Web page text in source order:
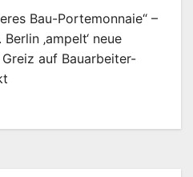
Bau-Portemonnaie“ –
‚ampelt‘ neue
auf Bauarbeiter-